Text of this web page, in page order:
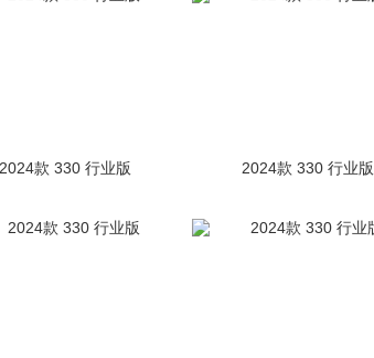
2024款 330 行业版 2024款 330 行业版